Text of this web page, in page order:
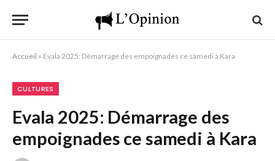
Accueil » Evala 2025: Démarrage des empoignades ce samedi à Kara
CULTURES
Evala 2025: Démarrage des
empoignades ce samedi à Kara